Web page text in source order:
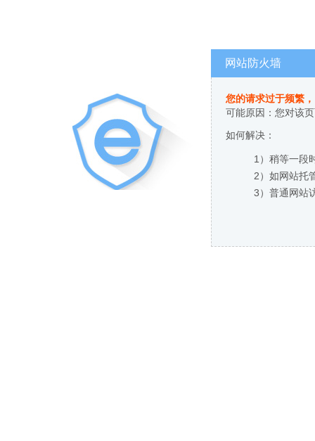
网站防火墙
您的请求过于频繁
可能原因：您对该
如何解决：
1）稍等一段
2）如网站托
3）普通网站